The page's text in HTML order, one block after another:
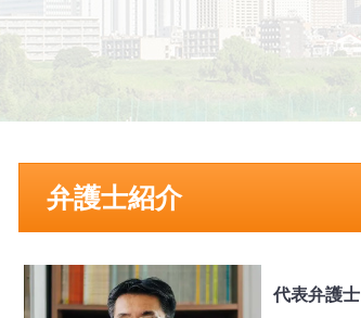
弁護士紹介
代表弁護士